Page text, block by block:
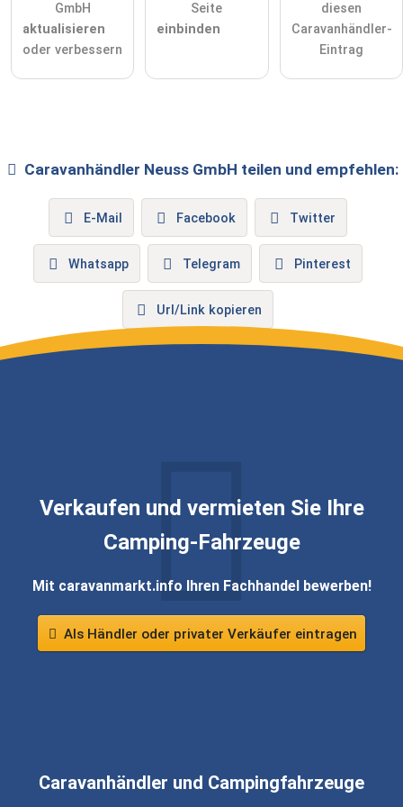
GmbH
aktualisieren
oder verbessern
Seite
einbinden
diesen
Caravanhändler-
Eintrag
Caravanhändler Neuss GmbH teilen und empfehlen:
E-Mail Facebook Twitter
Whatsapp Telegram Pinterest
Url/Link kopieren
Verkaufen und vermieten Sie Ihre
Camping-Fahrzeuge
Mit caravanmarkt.info Ihren Fachhandel bewerben!
Als Händler oder privater Verkäufer eintragen
Caravanhändler und Campingfahrzeuge